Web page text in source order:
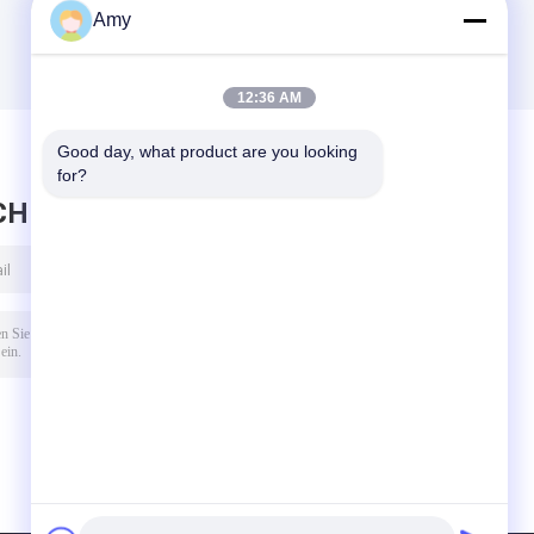
HINTERLASSEN
Amy
12:36 AM
Good day, what product are you looking
for?